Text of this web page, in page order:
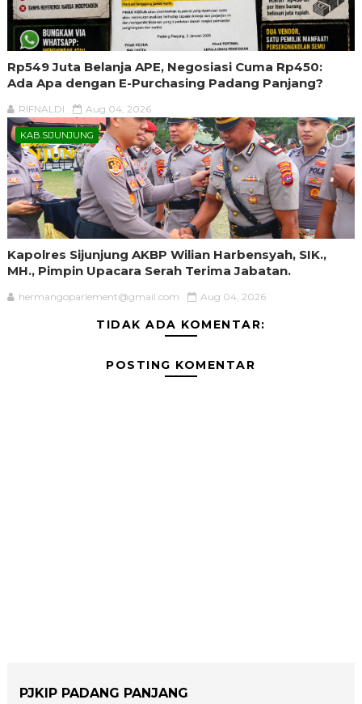
Rp549 Juta Belanja APE, Negosiasi Cuma Rp450:
Ada Apa dengan E-Purchasing Padang Panjang?
RIFNALDI Aug 04, 2026
KAB.SIJUNJUNG
Kapolres Sijunjung AKBP Wilian Harbensyah, SIK.,
MH., Pimpin Upacara Serah Terima Jabatan.
hermangoparlement@gmail.com Aug 04, 2026
TIDAK ADA KOMENTAR:
POSTING KOMENTAR
PJKIP PADANG PANJANG